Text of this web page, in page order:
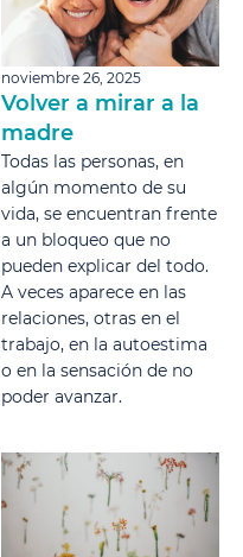
noviembre 26, 2025
Volver a mirar a la
madre
Todas las personas, en
algún momento de su
vida, se encuentran frente
a un bloqueo que no
pueden explicar del todo.
A veces aparece en las
relaciones, otras en el
trabajo, en la autoestima
o en la sensación de no
poder avanzar.